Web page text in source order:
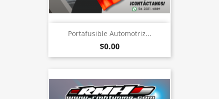
Portafusible Automotriz...
$0.00